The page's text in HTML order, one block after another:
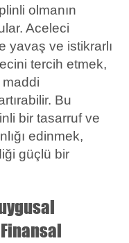
olmanın
Aceleci
yavaş ve istikrarlı
tercih etmek,
Bu
bir tasarruf ve
edinmek,
güçlü bir